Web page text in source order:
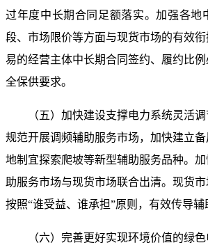
过年度中长期合同足额落实。加强各地
段、市场限价等方面与现货市场的有效
易的经营主体中长期合同签约、履约比
全保供要求。
（五）加快建设支撑电力系统灵活调
规范开展调频辅助服务市场，加快建立
地制宜探索爬坡等新型辅助服务品种。
助服务市场与现货市场联合出清。现货市
按照“谁受益、谁承担”原则，有效传导辅
（六）完善更好实现环境价值的绿色